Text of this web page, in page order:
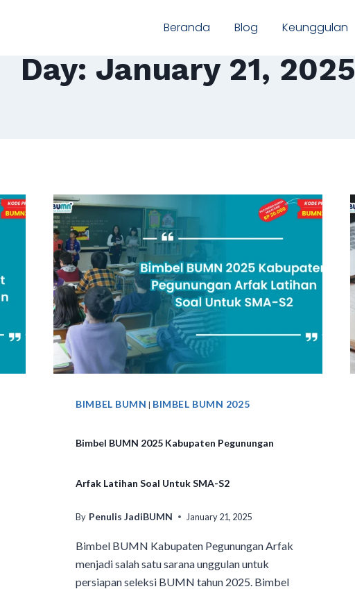
Beranda Blog Keunggulan
Day: January 21, 2025
BIMBEL BUMN BIMBEL BUMN 2025
Bimbel BUMN 2025 Kabupaten Pegunungan
Arfak Latihan Soal Untuk SMA-S2
By Penulis JadiBUMN January 21, 2025
Bimbel BUMN Kabupaten Pegunungan Arfak
menjadi salah satu sarana unggulan untuk
persiapan seleksi BUMN tahun 2025. Bimbel